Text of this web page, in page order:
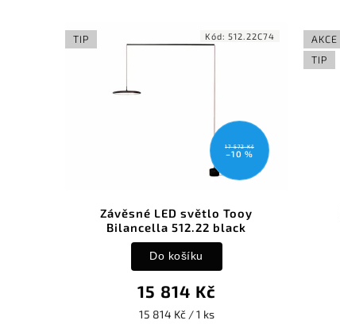
TIP
17 572 Kč
–10 %
Závěsné LED světlo Tooy
Bilancella 512.22 black
15 814 Kč
15 814 Kč / 1 ks
Do košíku
Kód: 512.22C74
AKCE
TIP